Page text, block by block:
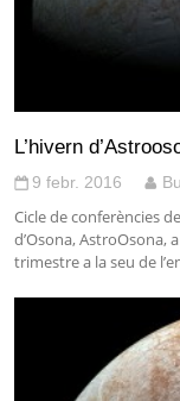
L’hivern
9 febr. 2016
Cicle de conferències
d’Osona, AstroOsona,
trimestre a la seu de